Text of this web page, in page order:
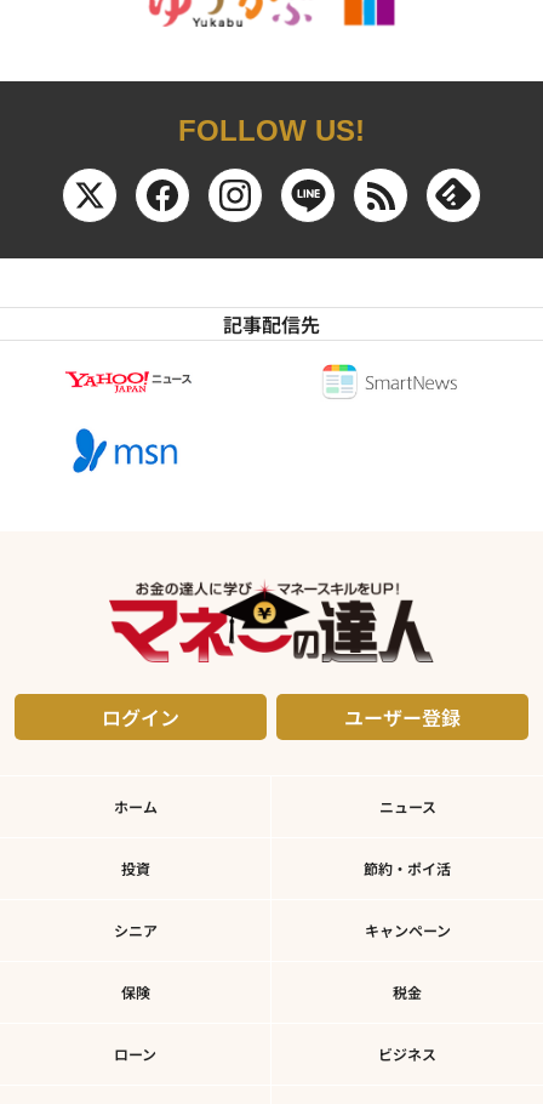
FOLLOW US!
記事配信先
ログイン ユーザー登録
ホーム ニュース
投資 節約・ポイ活
シニア キャンペーン
保険 税金
ローン ビジネス